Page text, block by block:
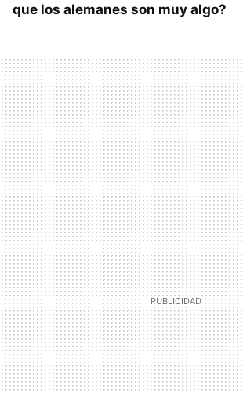
que los alemanes son muy algo?